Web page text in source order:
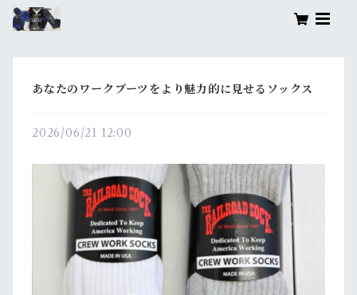
あなたのワークブーツをより魅力的に見せるソックス
2026/06/21 12:00